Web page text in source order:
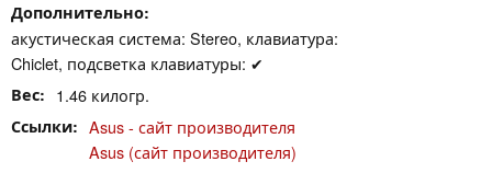
Дополнительно
акустическая система: Stereo, клавиатура:
Chiclet, подсветка клавиатуры: ✔
Вес 1.46 килогр.
Ссылки
Asus - сайт производителя
Asus (сайт производителя)